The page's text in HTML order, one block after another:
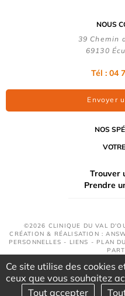
NOUS
39 Chemin
69130
Tél : 04
Envoyer
NOS
Trouver
Prendre
©2026 CLINIQUE DU VAL
CRÉATION & RÉALISATION :
PERSONNELLES - LIENS - PLAN
Ce site utilise des cookies
ceux que vous souhaitez
Tout accepter